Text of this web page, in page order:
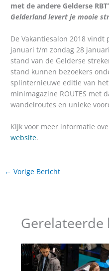
met de andere Gelderse
Gelderland levert je mooie
De Vakantiesalon 2018 vindt
januari t/m zondag 28
stand van de Gelderse
stand kunnen bezoekers
splinternieuwe editie van het
minimagazine ROUTES met
wandelroutes en unieke
Kijk voor meer informatie
website.
← Vorige Bericht